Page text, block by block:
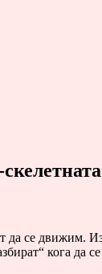
да се движим.
кога да